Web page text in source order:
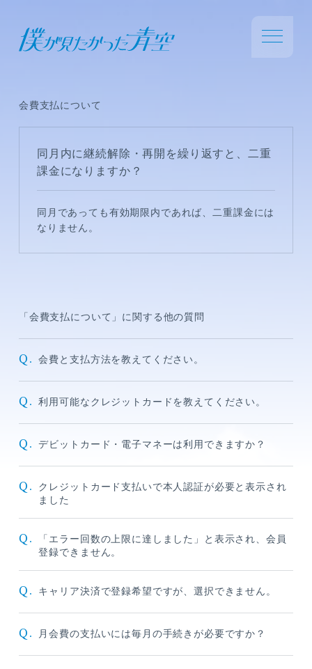
メンバーコンテンツ
会費支払について
同月内に継続解除・再開を繰り返すと、二重
課金になりますか？
同月であっても有効期限内であれば、二重課金には
なりません。
「会費支払について」に関する他の質問
Q. 会費と支払方法を教えてください。
Q. 利用可能なクレジットカードを教えてください。
Q. デビットカード・電子マネーは利用できますか？
Q.
クレジットカード支払いで本人認証が必要と表示され
ました
Q.
「エラー回数の上限に達しました」と表示され、会員
登録できません。
Q. キャリア決済で登録希望ですが、選択できません。
Q. 月会費の支払いには毎月の手続きが必要ですか？